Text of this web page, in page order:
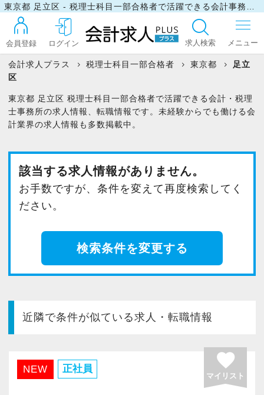
会員登録 ログイン 求人検索
ログイン
マイリスト
今すぐ会員登録
PC版サイトを見る
会計求人プラス 税理士科目一部合格者 東京都
足立
区
東京都 足立区 税理士科目一部合格者で活躍できる会計・税理
士事務所の求人情報、転職情報です。未経験からでも働ける会
計業界の求人情報も多数掲載中。
該当する求人情報がありません。
お手数ですが、条件を変えて再度検索してく
ださい。
検索条件を変更する
近隣で条件が似ている求人・転職情報
NEW 正社員 favorite
マイリスト